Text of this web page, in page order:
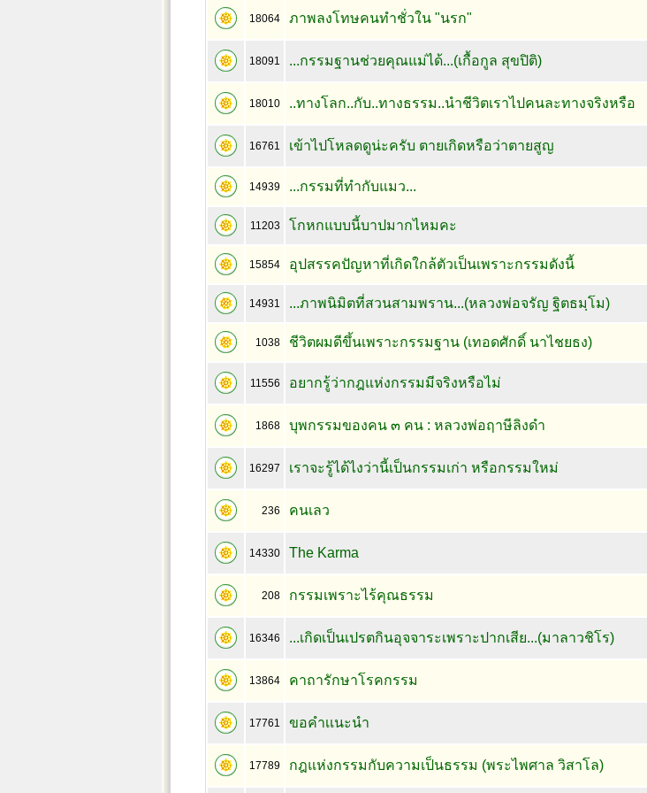
18064 ภาพลงโทษคนทำชั่วใน "นรก"
18091 ...กรรมฐานช่วยคุณแม่ได้...(เกื้อกูล สุขปิติ)
18010 ..ทางโลก..กับ..ทางธรรม..นำชีวิตเราไปคนละทางจริงหรือ
16761 เข้าไปโหลดดูน่ะครับ ตายเกิดหรือว่าตายสูญ
14939 ...กรรมที่ทำกับแมว...
11203 โกหกแบบนี้บาปมากไหมคะ
15854 อุปสรรคปัญหาที่เกิดใกล้ตัวเป็นเพราะกรรมดังนี้
14931 ...ภาพนิมิตที่สวนสามพราน...(หลวงพ่อจรัญ ฐิตธมฺโม)
1038 ชีวิตผมดีขึ้นเพราะกรรมฐาน (เทอดศักดิ์ นาไชยธง)
11556 อยากรู้ว่ากฎแห่งกรรมมีจริงหรือไม่
1868 บุพกรรมของคน ๓ คน : หลวงพ่อฤาษีลิงดำ
16297 เราจะรู้ได้ไงว่านี้เป็นกรรมเก่า หรือกรรมใหม่
236 คนเลว
14330 The Karma
208 กรรมเพราะไร้คุณธรรม
16346 ...เกิดเป็นเปรตกินอุจจาระเพราะปากเสีย...(มาลาวชิโร)
13864 คาถารักษาโรคกรรม
17761 ขอคำเเนะนำ
17789 กฎแห่งกรรมกับความเป็นธรรม (พระไพศาล วิสาโล)